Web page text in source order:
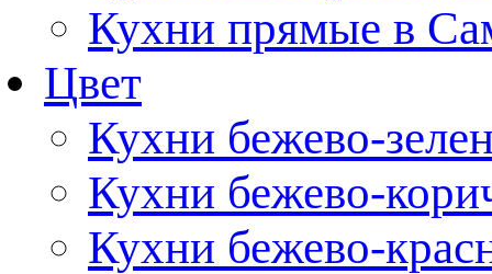
Кухни прямые в
Цвет
Кухни бежево-
Кухни бежево-
Кухни бежево-